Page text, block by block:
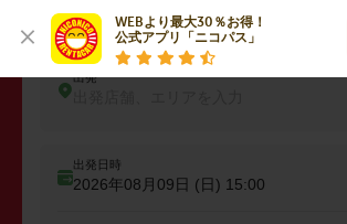
WEBより最大30％お得！
公式アプリ「ニコパス」
出発
出発日時
2026年08月09日 (日) 15:00